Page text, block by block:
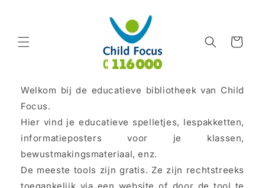
Winkelwagen
Welkom bij de educatieve bibliotheek van Child
Focus.
Hier vind je educatieve spelletjes, lespakketten,
informatieposters voor je klassen,
bewustmakingsmateriaal, enz.
De meeste tools zijn gratis. Ze zijn rechtstreeks